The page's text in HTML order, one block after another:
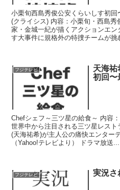
小栗旬西島秀俊公安くらいしす初
(クライシス) 内容：小栗旬・西島
家・金城一紀が描くアクションエ
す大事件に規格外の特捜チームが挑
フジテレビ
天海祐
初回〜
Chefシェフ～三ツ星の給食～ 内容
世界中から注目される三ツ星レス
(天海祐希)が主人公の痛快エンター
（Yahoo!テレビより） ドラマ放送...
フジテレビ 実況さ